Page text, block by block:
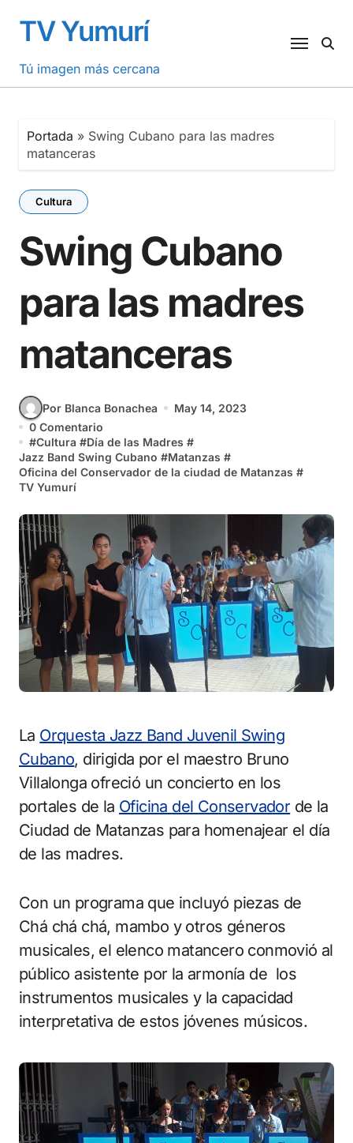
contenido
TV Yumurí
Tú imagen más cercana
Portada » Swing Cubano para las madres
matanceras
Cultura
Swing Cubano
para las madres
matanceras
Por Blanca Bonachea
May 14, 2023
0 Comentario
#Cultura #Día de las Madres #
Jazz Band Swing Cubano #Matanzas #
Oficina del Conservador de la ciudad de Matanzas #
TV Yumurí
La Orquesta Jazz Band Juvenil Swing
Cubano, dirigida por el maestro Bruno
Villalonga ofreció un concierto en los
portales de la Oficina del Conservador de la
Ciudad de Matanzas para homenajear el día
de las madres.
Con un programa que incluyó piezas de
Chá chá chá, mambo y otros géneros
musicales, el elenco matancero conmovió al
público asistente por la armonía de los
instrumentos musicales y la capacidad
interpretativa de estos jóvenes músicos.